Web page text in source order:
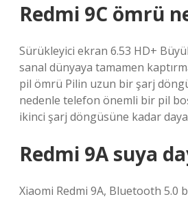
Redmi 9C ömrü
Sürükleyici ekran 6.53 HD+
sanal dünyaya tamamen
pil ömrü Pilin uzun bir şarj
nedenle telefon önemli bir pil
ikinci şarj döngüsüne kadar
Redmi 9A suya
Xiaomi Redmi 9A, Bluetooth 5.0